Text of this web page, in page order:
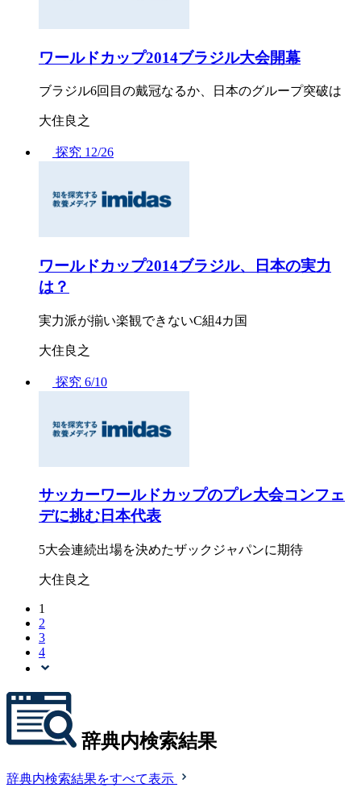
ワールドカップ2014ブラジル大会開幕
ブラジル6回目の戴冠なるか、日本のグループ突破は
大住良之
探究 12/26
ワールドカップ2014ブラジル、日本の実力
は？
実力派が揃い楽観できないC組4カ国
大住良之
探究 6/10
サッカーワールドカップのプレ大会コンフェ
デに挑む日本代表
5大会連続出場を決めたザックジャパンに期待
大住良之
1
2
3
4
辞典内検索結果
辞典内検索結果をすべて表示